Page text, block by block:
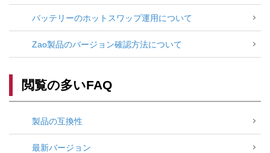
バッテリーのホットスワップ運用について
Zao製品のバージョン確認方法について
閲覧の多いFAQ
製品の互換性
最新バージョン